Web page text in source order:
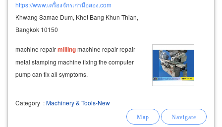
https://www.เครื่องจักรเก่ามือสอง.com
Khwang Samae Dum, Khet Bang Khun Thian,
Bangkok 10150
machine repairmillingmachine repair repair
metal stamping machine fixing the computer
pump can fix all symptoms.
Category :Machinery & Tools-New